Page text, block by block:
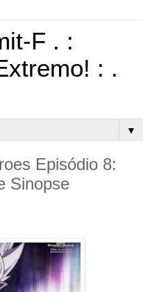
F . :
: .
▼
Episódio 8:
Sinopse